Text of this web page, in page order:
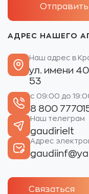
АДРЕС НАШЕГО
Наш адрес в
ул. имени
53
с 09:00 до
8 800
Наш телеграм
gaudirielt
Адрес
Связаться